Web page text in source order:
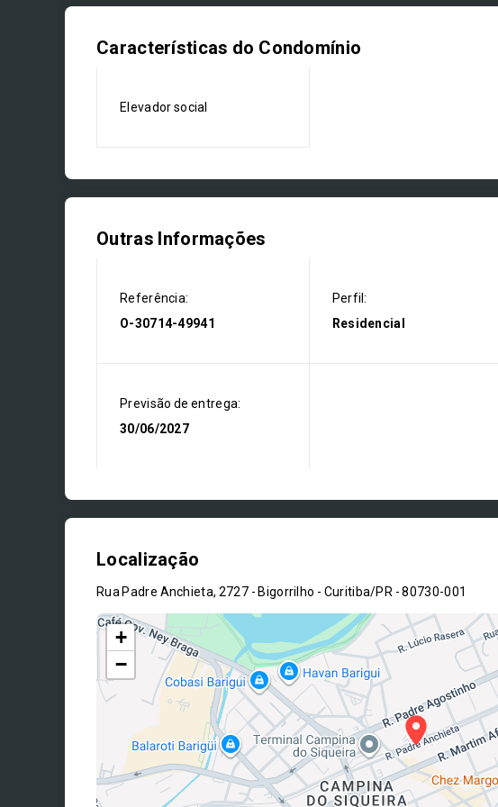
Características do Condomínio
Elevador social
Outras Informações
Referência:
O-30714-49941
Perfil:
Residencial
Previsão de entrega:
30/06/2027
Localização
Rua Padre Anchieta, 2727 - Bigorrilho - Curitiba/PR - 80730-001
+
−